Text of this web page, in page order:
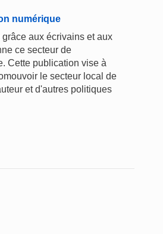
numérique
aux écrivains et aux
ce secteur de
Cette publication vise à
le secteur local de
et d'autres politiques